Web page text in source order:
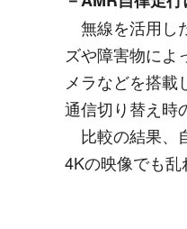
無線を活用し
ズや障害物によ
メラなどを搭載
通信切り替え時
比較の結果、
4Kの映像でも乱